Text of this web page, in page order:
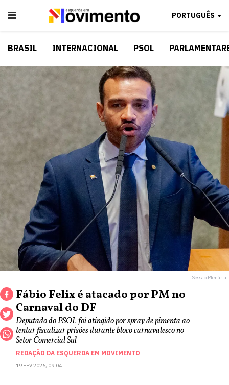
PORTUGUÊS
BRASIL INTERNACIONAL PSOL
Sessão Plenária
Fábio Felix é atacado por PM no
Carnaval do DF
Deputado do PSOL foi atingido por spray de pimenta ao
tentar fiscalizar prisões durante bloco carnavalesco no
Setor Comercial Sul
REDAÇÃO DA ESQUERDA EM MOVIMENTO
19 FEV 2026, 09:04